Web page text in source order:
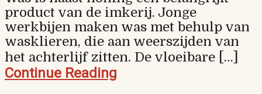
product van de imkerij. Jonge
werkbijen maken was met behulp van
wasklieren, die aan weerszijden van
het achterlijf zitten. De vloeibare […]
Continue Reading